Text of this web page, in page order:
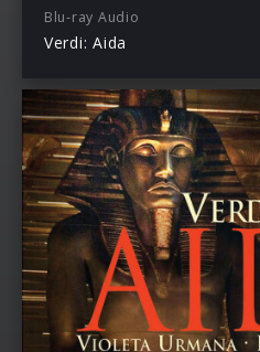
Blu-ray Audio
Verdi: Aida